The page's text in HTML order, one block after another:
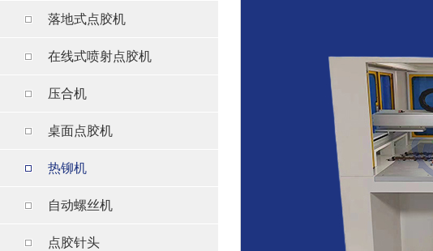
落地式点胶机
在线式喷射点胶机
压合机
桌面点胶机
热铆机
自动螺丝机
点胶针头